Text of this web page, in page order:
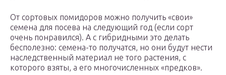
От сортовых помидоров можно получить «свои»
семена для посева на следующий год (если сорт
очень понравился). А с гибридными это делать
бесполезно: семена-то получатся, но они будут нести
наследственный материал не того растения, с
которого взяты, а его многочисленных «предков».